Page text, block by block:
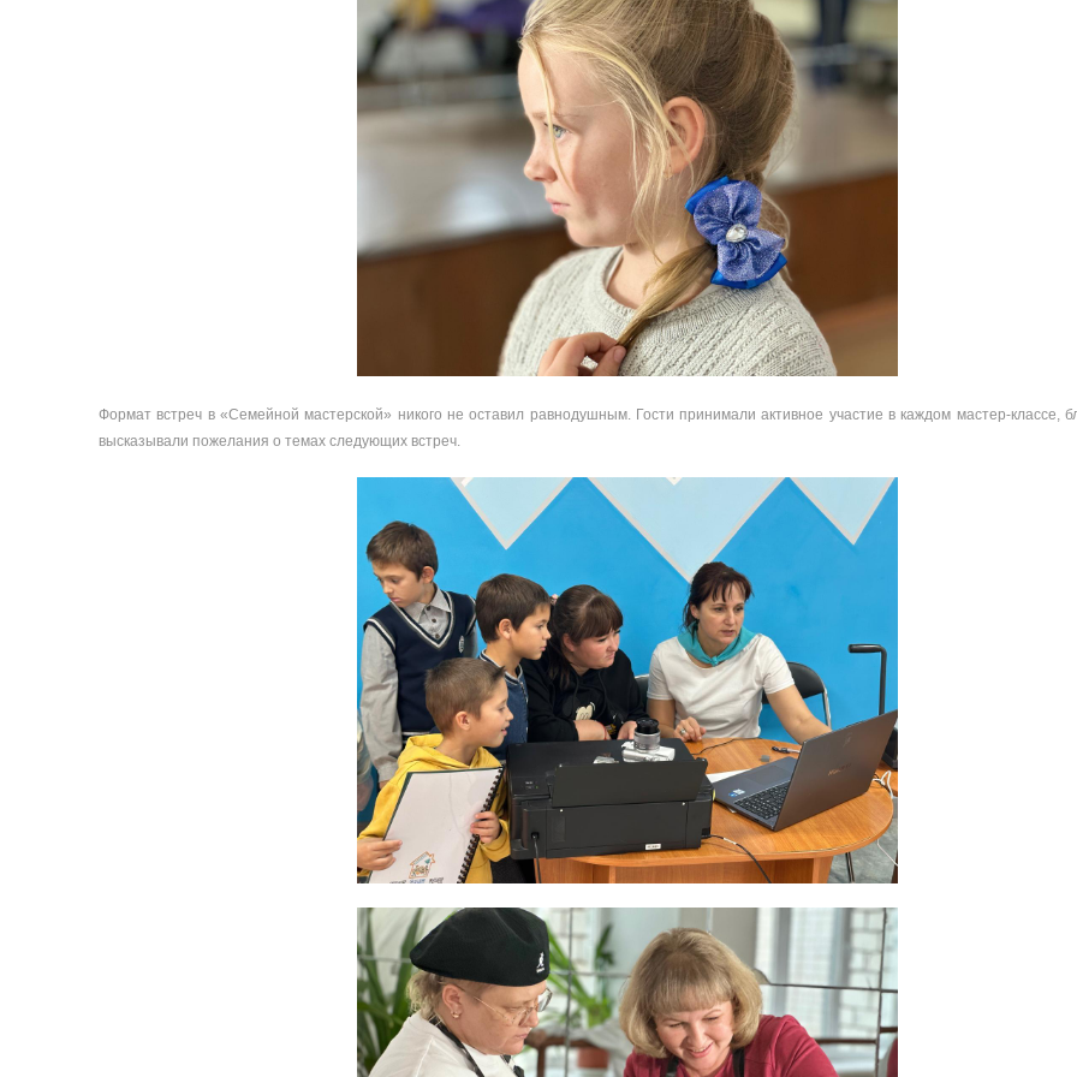
Формат встреч в «Семейной мастерской» никого не оставил равнодушным. Гости принимали активное участие в каждом мастер-классе,
высказывали пожелания о темах следующих встреч.